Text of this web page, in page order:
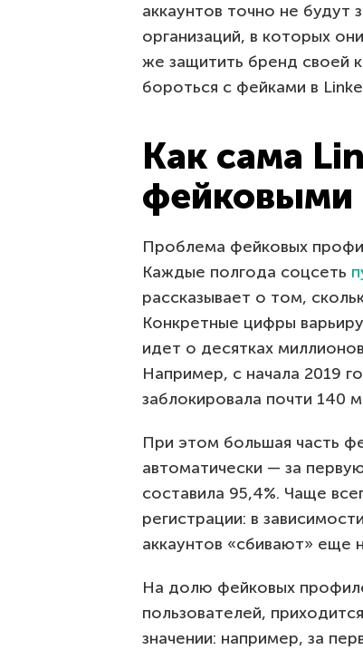
аккаунтов точно не будут
организаций, в которых
же защитить бренд своей
бороться с фейками в
Как сама
фейковыми
Проблема фейковых
Каждые полгода соцсеть
рассказывает о том,
Конкретные цифры
идет о десятках
Например, с начала 2019
заблокировала почти 140
При этом большая часть
автоматически — за
составила 95,4%. Чаще
регистрации: в
аккаунтов «сбивают» еще
На долю фейковых
пользователей,
значении: например, за